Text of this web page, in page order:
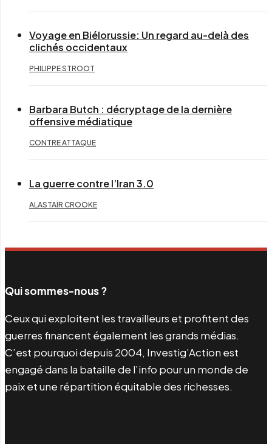
Voyage en Biélorussie: Un regard au-delà des
clichés occidentaux
PHILIPPE STROOT
Barbara Butch : décryptage de la dernière
offensive médiatique
CONTRE ATTAQUE
La guerre contre l’Iran 3.0
ALASTAIR CROOKE
Qui sommes-nous ?
Ceux qui exploitent les travailleurs et profitent des
guerres financent également les grands médias.
C’est pourquoi depuis 2004, Investig’Action est
engagé dans la bataille de l’info pour un monde de
paix et une répartition équitable des richesses.